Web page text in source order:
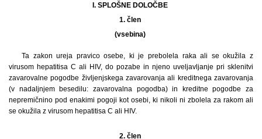
I. SPLOŠNE DOLOČBE
1. člen
(vsebina)
Ta zakon ureja pravico osebe, ki je prebolela raka ali se okužila z
virusom hepatitisa C ali HIV, do pozabe in njeno uveljavljanje pri sklenitvi
zavarovalne pogodbe življenjskega zavarovanja ali kreditnega zavarovanja
(v nadaljnjem besedilu: zavarovalna pogodba) in kreditne pogodbe za
nepremičnino pod enakimi pogoji kot osebi, ki nikoli ni zbolela za rakom ali
se okužila z virusom hepatitisa C ali HIV.
2. člen